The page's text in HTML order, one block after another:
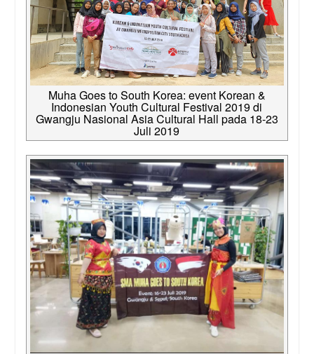
Muha Goes to South Korea: event Korean &
Indonesian Youth Cultural Festival 2019 di
Gwangju Nasional Asia Cultural Hall pada 18-23
Juli 2019